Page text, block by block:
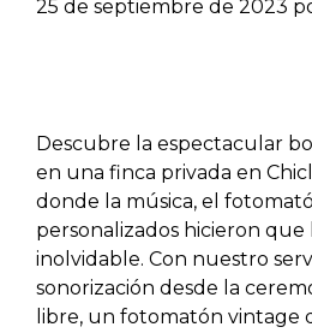
25 de septiembre de 2023
Descubre la espectacular
en una finca privada en
donde la música, el
personalizados hicieron
inolvidable. Con nuestro
sonorización desde la
libre, un fotomatón vintage